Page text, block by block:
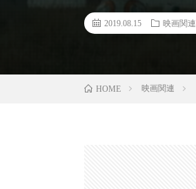
2019.08.15 映画関連
HOME 映画関連